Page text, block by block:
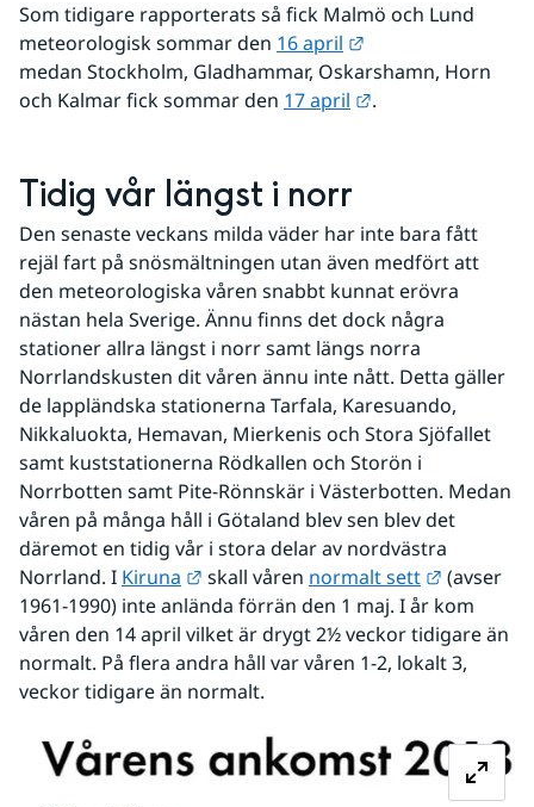
Som tidigare rapporterats så fick Malmö och Lund
meteorologisk sommar den 16 april
medan Stockholm, Gladhammar, Oskarshamn, Horn
och Kalmar fick sommar den 17 april Länk till annan
.
Tidig vår längst i norr
Den senaste veckans milda väder har inte bara fått
rejäl fart på snösmältningen utan även medfört att
den meteorologiska våren snabbt kunnat erövra
nästan hela Sverige. Ännu finns det dock några
stationer allra längst i norr samt längs norra
Norrlandskusten dit våren ännu inte nått. Detta gäller
de lappländska stationerna Tarfala, Karesuando,
Nikkaluokta, Hemavan, Mierkenis och Stora Sjöfallet
samt kuststationerna Rödkallen och Storön i
Norrbotten samt Pite-Rönnskär i Västerbotten. Medan
våren på många håll i Götaland blev sen blev det
däremot en tidig vår i stora delar av nordvästra
Norrland. I Kiruna Länk till annan webbplats.
skall våren normalt sett Länk till
(avser
1961-1990) inte anlända förrän den 1 maj. I år kom
våren den 14 april vilket är drygt 2½ veckor tidigare än
normalt. På flera andra håll var våren 1-2, lokalt 3,
veckor tidigare än normalt.